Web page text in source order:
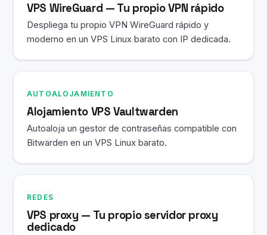
VPS WireGuard — Tu propio VPN rápido
Despliega tu propio VPN WireGuard rápido y
moderno en un VPS Linux barato con IP dedicada.
AUTOALOJAMIENTO
Alojamiento VPS Vaultwarden
Autoaloja un gestor de contraseñas compatible con
Bitwarden en un VPS Linux barato.
REDES
VPS proxy — Tu propio servidor proxy
dedicado